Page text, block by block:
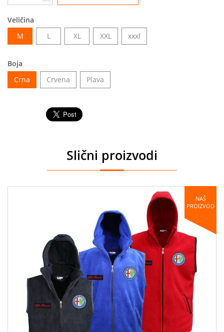
Veličina
M
L XL XXL xxxl
Boja
Crna
Crvena Plava
Slični proizvodi
NAŠ
PROIZVOD